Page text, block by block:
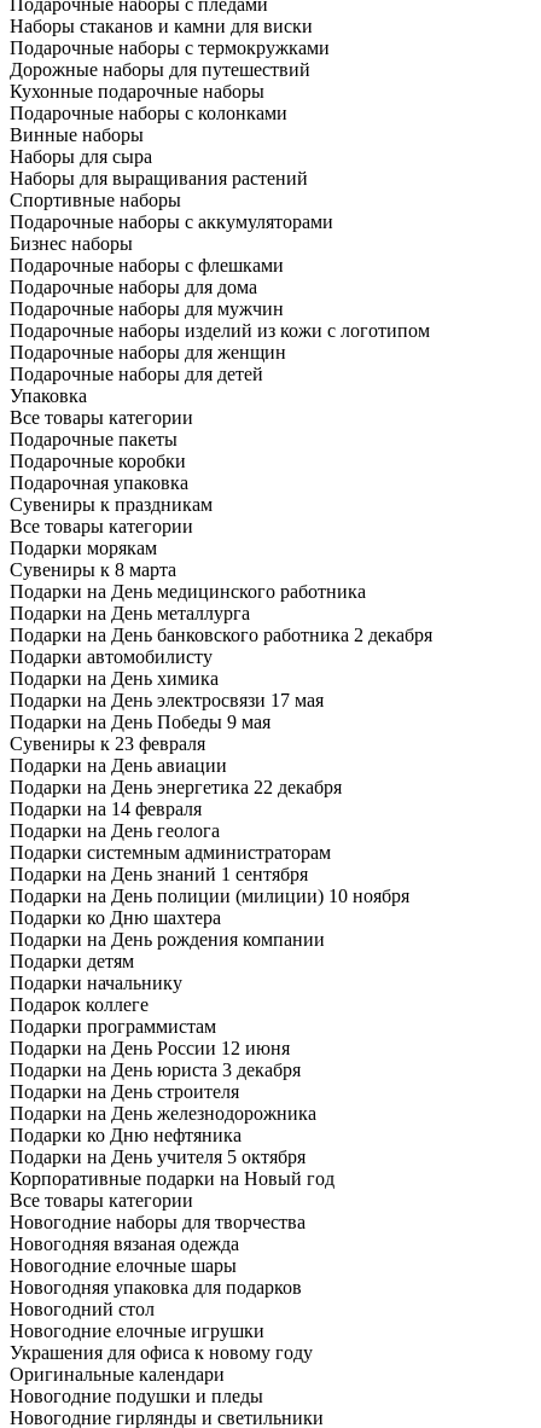
Подарочные наборы с пледами
Наборы стаканов и камни для виски
Подарочные наборы с термокружками
Дорожные наборы для путешествий
Кухонные подарочные наборы
Подарочные наборы с колонками
Винные наборы
Наборы для сыра
Наборы для выращивания растений
Спортивные наборы
Подарочные наборы с аккумуляторами
Бизнес наборы
Подарочные наборы с флешками
Подарочные наборы для дома
Подарочные наборы для мужчин
Подарочные наборы изделий из кожи с логотипом
Подарочные наборы для женщин
Подарочные наборы для детей
Упаковка
Все товары категории
Подарочные пакеты
Подарочные коробки
Подарочная упаковка
Сувениры к праздникам
Все товары категории
Подарки морякам
Сувениры к 8 марта
Подарки на День медицинского работника
Подарки на День металлурга
Подарки на День банковского работника 2 декабря
Подарки автомобилисту
Подарки на День химика
Подарки на День электросвязи 17 мая
Подарки на День Победы 9 мая
Сувениры к 23 февраля
Подарки на День авиации
Подарки на День энергетика 22 декабря
Подарки на 14 февраля
Подарки на День геолога
Подарки системным администраторам
Подарки на День знаний 1 сентября
Подарки на День полиции (милиции) 10 ноября
Подарки ко Дню шахтера
Подарки на День рождения компании
Подарки детям
Подарки начальнику
Подарок коллеге
Подарки программистам
Подарки на День России 12 июня
Подарки на День юриста 3 декабря
Подарки на День строителя
Подарки на День железнодорожника
Подарки ко Дню нефтяника
Подарки на День учителя 5 октября
Корпоративные подарки на Новый год
Все товары категории
Новогодние наборы для творчества
Новогодняя вязаная одежда
Новогодние елочные шары
Новогодняя упаковка для подарков
Новогодний стол
Новогодние елочные игрушки
Украшения для офиса к новому году
Оригинальные календари
Новогодние подушки и пледы
Новогодние гирлянды и светильники